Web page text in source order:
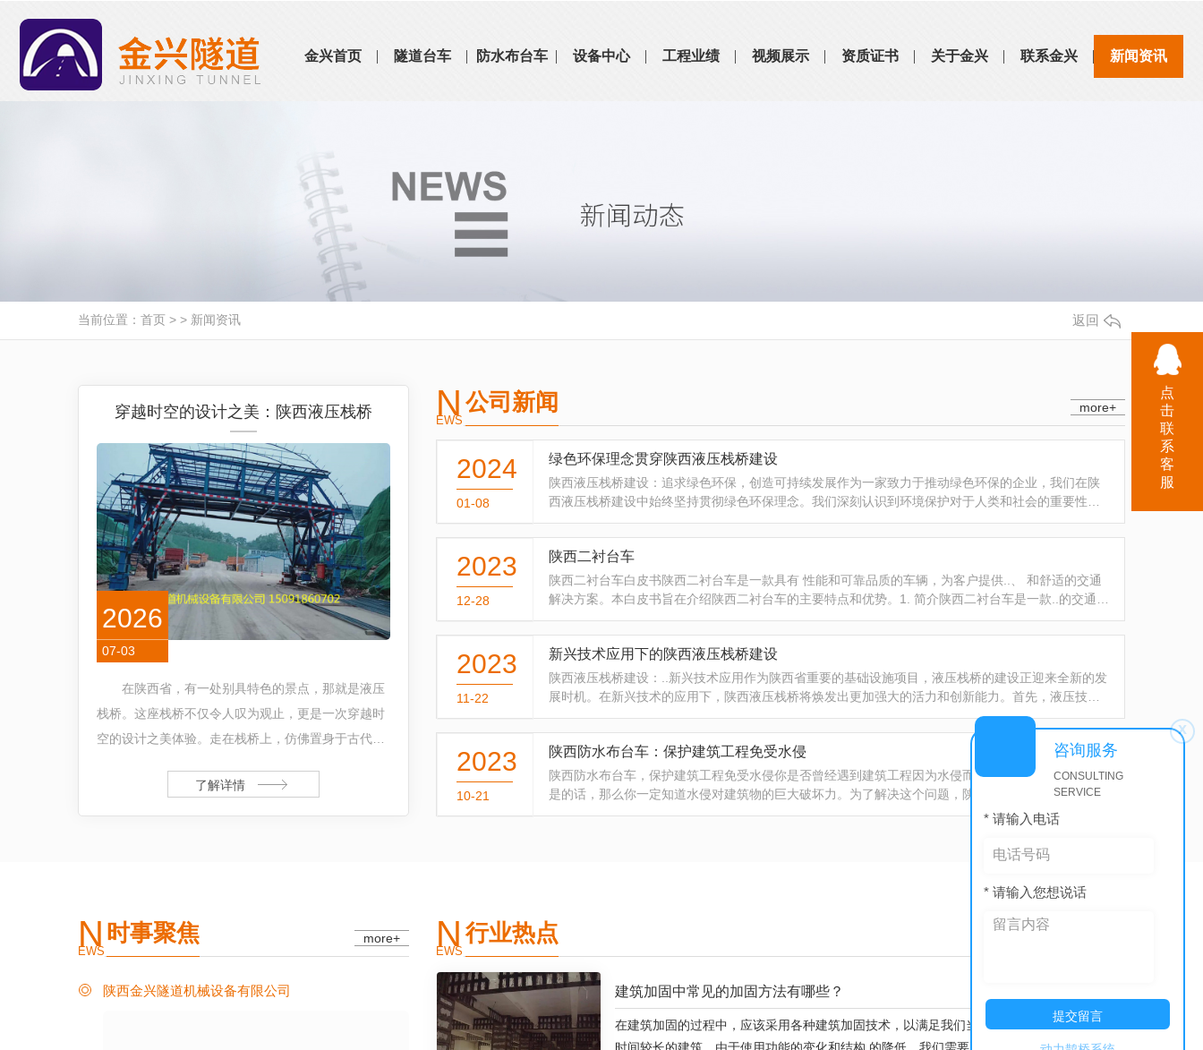
金兴首页 隧道台车 防水布台车 设备中心 工程业绩 视频展示 资质证书 关于金兴 联系金兴 新闻资讯
当前位置： 首页 > > 新闻资讯 返回
穿越时空的设计之美：陕西液压栈桥
2026
07-03
在陕西省，有一处别具特色的景点，那就是液压
栈桥。这座栈桥不仅令人叹为观止，更是一次穿越时
空的设计之美体验。走在栈桥上，仿佛置身于古代建
智慧的独特魅力。每一...
了解详情
N
EWS
公司新闻 more+
2024
01-08
绿色环保理念贯穿陕西液压栈桥建设
陕西液压栈桥建设：追求绿色环保，创造可持续发展作为一家致力于推动绿色环保的企业，我们在陕
西液压栈桥建设中始终坚持贯彻绿色环保理念。我们深刻认识到环境保护对于人类和社会的重要性，
因此在设计、建造和运营过...
2023
12-28
陕西二衬台车
陕西二衬台车白皮书陕西二衬台车是一款具有 性能和可靠品质的车辆，为客户提供..、 和舒适的交通
解决方案。本白皮书旨在介绍陕西二衬台车的主要特点和优势。1. 简介陕西二衬台车是一款..的交通工
具，经...
2023
11-22
新兴技术应用下的陕西液压栈桥建设
陕西液压栈桥建设：..新兴技术应用作为陕西省重要的基础设施项目，液压栈桥的建设正迎来全新的发
展时机。在新兴技术的应用下，陕西液压栈桥将焕发出更加强大的活力和创新能力。首先，液压技术
是陕西液压栈桥建设中...
2023
10-21
陕西防水布台车：保护建筑工程免受水侵
陕西防水布台车，保护建筑工程免受水侵你是否曾经遇到建筑工程因为水侵而导致损失的情况？如果
是的话，那么你一定知道水侵对建筑物的巨大破坏力。为了解决这个问题，陕西防水布台车应运而
生。陕西防水布台车是一种专...
N
EWS
时事聚焦 more+
陕西金兴隧道机械设备有限公司
N
EWS
行业热点
建筑加固中常见的加固方法有哪些？
在建筑加固的过程中，应该采用各种建筑加固技术，以满足我们当前发展的需要。对于一些
时间较长的建筑，由于使用功能的变化和结构 的降低，我们需要对其进行 测试，并根据测试
点
击
联
系
客
服
x
咨询服务
CONSULTING
SERVICE
* 请输入电话
* 请输入您想说话
提交留言